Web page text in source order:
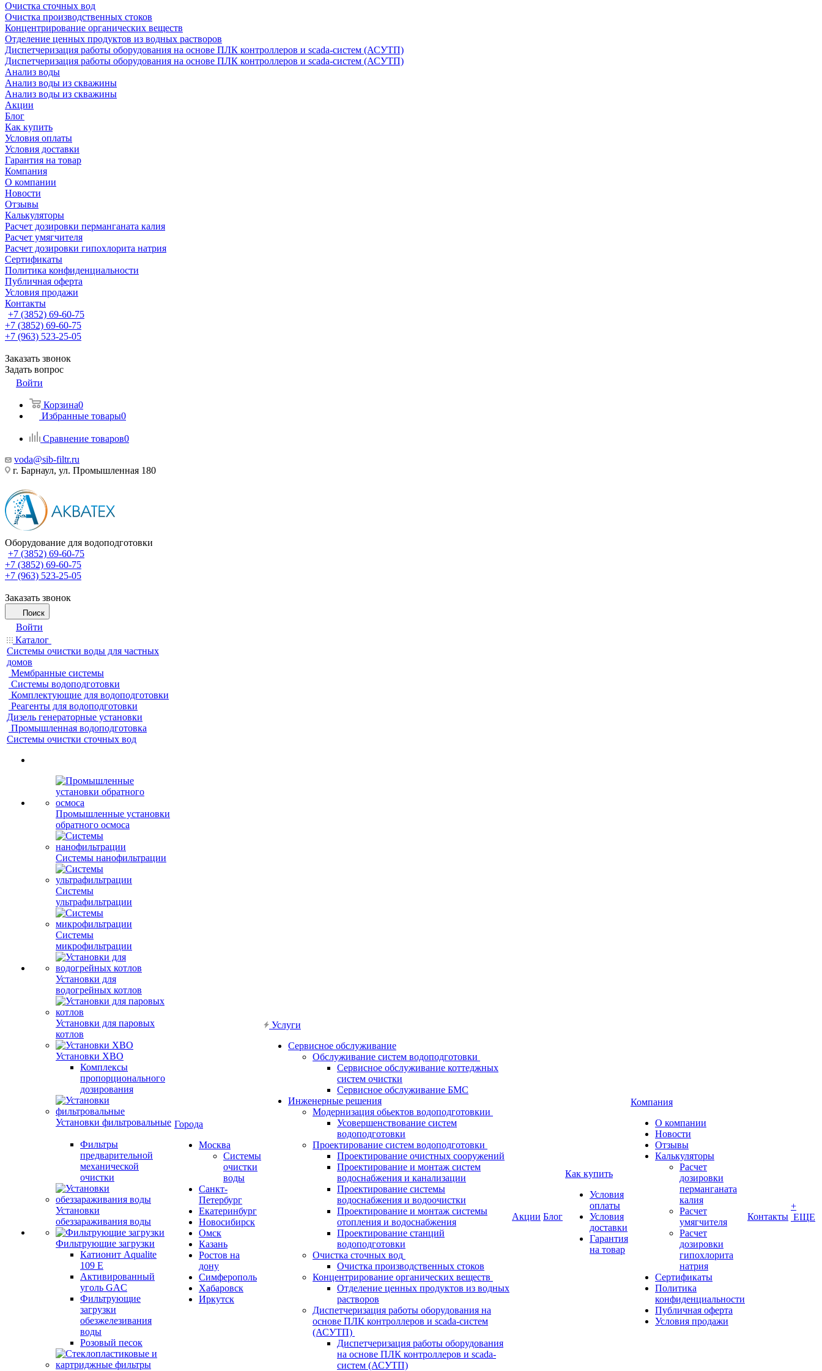
Очистка сточных вод
Очистка производственных стоков
Концентрирование органических веществ
Отделение ценных продуктов из водных растворов
Диспетчеризация работы оборудования на основе ПЛК контроллеров и scada-систем (АСУТП)
Диспетчеризация работы оборудования на основе ПЛК контроллеров и scada-систем (АСУТП)
Анализ воды
Анализ воды из скважины
Анализ воды из скважины
Акции
Блог
Как купить
Условия оплаты
Условия доставки
Гарантия на товар
Компания
О компании
Новости
Отзывы
Калькуляторы
Расчет дозировки перманганата калия
Расчет умягчителя
Расчет дозировки гипохлорита натрия
Сертификаты
Политика конфиденциальности
Публичная оферта
Условия продажи
Контакты
+7 (3852) 69-60-75
+7 (3852) 69-60-75
+7 (963) 523-25-05
Заказать звонок
Задать вопрос
Войти
Корзина0
Избранные товары0
Сравнение товаров0
voda@sib-filtr.ru
г. Барнаул, ул. Промышленная 180
Оборудование для водоподготовки
+7 (3852) 69-60-75
+7 (3852) 69-60-75
+7 (963) 523-25-05
Заказать звонок
Поиск
Войти
Каталог
Системы очистки воды для частных
домов
Мембранные системы
Системы водоподготовки
Комплектующие для водоподготовки
Реагенты для водоподготовки
Дизель генераторные установки
Промышленная водоподготовка
Системы очистки сточных вод
Промышленные установки
обратного осмоса
Системы нанофильтрации
Системы
ультрафильтрации
Системы
микрофильтрации
Установки для
водогрейных котлов
Установки для паровых
котлов
Установки ХВО
Комплексы
пропорционального
дозирования
Установки фильтровальные
Фильтры
предварительной
механической
очистки
Установки
обеззараживания воды
Фильтрующие загрузки
Катионит Aqualite
109 E
Активированный
уголь GAC
Фильтрующие
загрузки
обезжелезивания
воды
Розовый песок
Города
Москва
Системы
очистки
воды
Санкт-
Петербург
Екатеринбург
Новосибирск
Омск
Казань
Ростов на
дону
Симферополь
Хабаровск
Иркутск
Услуги
Сервисное обслуживание
Обслуживание систем водоподготовки
Сервисное обслуживание коттеджных
систем очистки
Сервисное обслуживание БМС
Инженерные решения
Модернизация обьектов водоподготовкии
Усовершенствование систем
водоподготовки
Проектирование систем водоподготовки
Проектирование очистных сооружений
Проектирование и монтаж систем
водоснабжения и канализации
Проектирование системы
водоснабжения и водоочистки
Проектирование и монтаж системы
отопления и водоснабжения
Проектирование станций
водоподготовки
Очистка сточных вод
Очистка производственных стоков
Концентрирование органических веществ
Отделение ценных продуктов из водных
растворов
Диспетчеризация работы оборудования на
основе ПЛК контроллеров и scada-систем
(АСУТП)
Диспетчеризация работы оборудования
на основе ПЛК контроллеров и scada-
систем (АСУТП)
Акции Блог
Как купить
Условия
оплаты
Условия
доставки
Гарантия
на товар
Компания
О компании
Новости
Отзывы
Калькуляторы
Расчет
дозировки
перманганата
калия
Расчет
умягчителя
Расчет
дозировки
гипохлорита
натрия
Сертификаты
Политика
конфиденциальности
Публичная оферта
Условия продажи
Контакты
+
ЕЩЕ